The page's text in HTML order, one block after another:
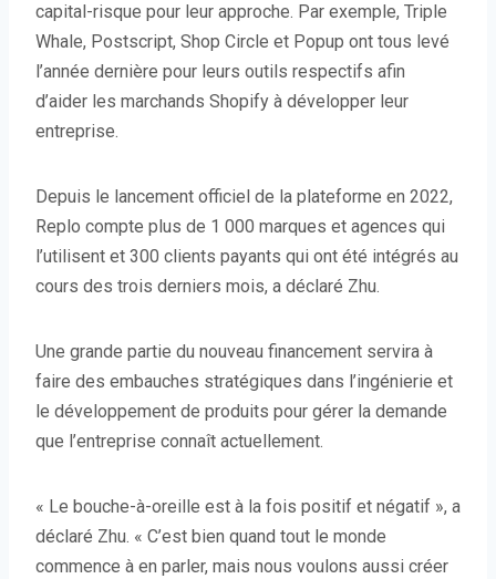
capital-risque pour leur approche. Par exemple, Triple
Whale, Postscript, Shop Circle et Popup ont tous levé
l’année dernière pour leurs outils respectifs afin
d’aider les marchands Shopify à développer leur
entreprise.
Depuis le lancement officiel de la plateforme en 2022,
Replo compte plus de 1 000 marques et agences qui
l’utilisent et 300 clients payants qui ont été intégrés au
cours des trois derniers mois, a déclaré Zhu.
Une grande partie du nouveau financement servira à
faire des embauches stratégiques dans l’ingénierie et
le développement de produits pour gérer la demande
que l’entreprise connaît actuellement.
« Le bouche-à-oreille est à la fois positif et négatif », a
déclaré Zhu. « C’est bien quand tout le monde
commence à en parler, mais nous voulons aussi créer